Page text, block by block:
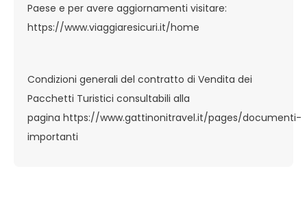
Paese e per avere aggiornamenti visitare:
https://www.viaggiaresicuri.it/home
Condizioni generali del contratto di Vendita dei
Pacchetti Turistici consultabili alla
pagina https://www.gattinonitravel.it/pages/documenti-
importanti